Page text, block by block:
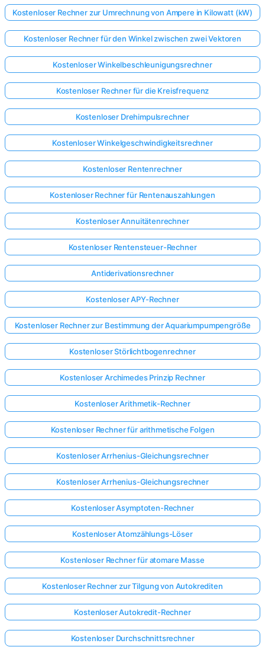
Kostenloser Rechner zur Umrechnung von Ampere in Kilowatt (kW)
Kostenloser Rechner für den Winkel zwischen zwei Vektoren
Kostenloser Winkelbeschleunigungsrechner
Kostenloser Rechner für die Kreisfrequenz
Kostenloser Drehimpulsrechner
Kostenloser Winkelgeschwindigkeitsrechner
Kostenloser Rentenrechner
Kostenloser Rechner für Rentenauszahlungen
Kostenloser Annuitätenrechner
Kostenloser Rentensteuer-Rechner
Antiderivationsrechner
Kostenloser APY-Rechner
Kostenloser Rechner zur Bestimmung der Aquariumpumpengröße
Kostenloser Störlichtbogenrechner
Kostenloser Archimedes Prinzip Rechner
Kostenloser Arithmetik-Rechner
Kostenloser Rechner für arithmetische Folgen
Kostenloser Arrhenius-Gleichungsrechner
Kostenloser Arrhenius-Gleichungsrechner
Kostenloser Asymptoten-Rechner
Kostenloser Atomzählungs-Löser
Kostenloser Rechner für atomare Masse
Kostenloser Rechner zur Tilgung von Autokrediten
Kostenloser Autokredit-Rechner
Kostenloser Durchschnittsrechner